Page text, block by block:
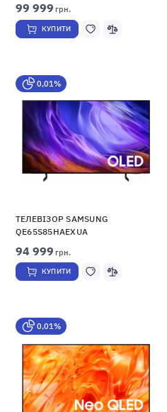
99 999 грн.
КУПИТИ
0,01%
ТЕЛЕВІЗОР SAMSUNG
QE65S85HAEXUA
94 999 грн.
КУПИТИ
0,01%